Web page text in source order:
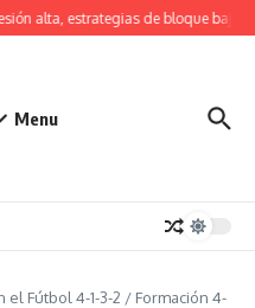
alta, estrategias de bloque bajo,
Menu
el Fútbol 4-1-3-2 / Formación 4-